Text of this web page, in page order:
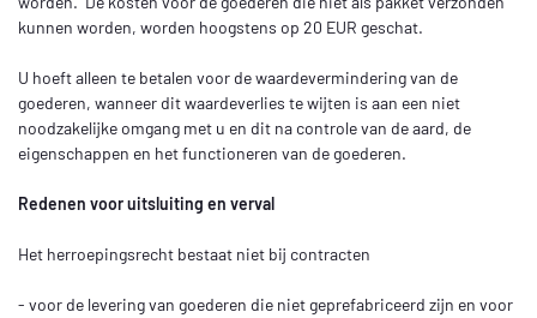
kunnen worden, worden hoogstens op 20 EUR geschat.
U hoeft alleen te betalen voor de waardevermindering van de
goederen, wanneer dit waardeverlies te wijten is aan een niet
noodzakelijke omgang met u en dit na controle van de aard, de
eigenschappen en het functioneren van de goederen.
Redenen voor uitsluiting en verval
Het herroepingsrecht bestaat niet bij contracten
- voor de levering van goederen die niet geprefabriceerd zijn en voor